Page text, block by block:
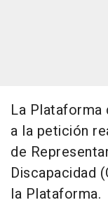
La
a la petición
de
Discapacidad
la Plataforma.